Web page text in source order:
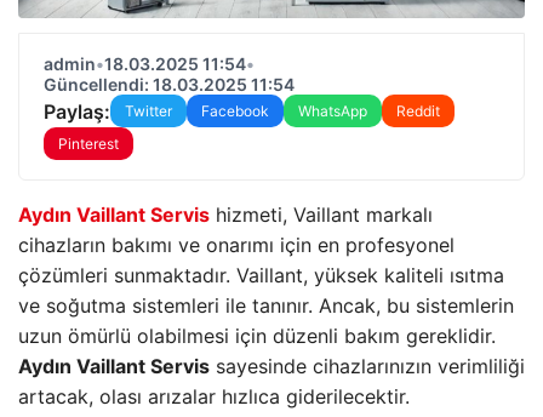
admin•18.03.2025 11:54•
Güncellendi: 18.03.2025 11:54
Paylaş: Twitter Facebook WhatsApp
Reddit
Pinterest
Aydın Vaillant Servis hizmeti, Vaillant markalı
cihazların bakımı ve onarımı için en profesyonel
çözümleri sunmaktadır. Vaillant, yüksek kaliteli ısıtma
ve soğutma sistemleri ile tanınır. Ancak, bu sistemlerin
uzun ömürlü olabilmesi için düzenli bakım gereklidir.
Aydın Vaillant Servis sayesinde cihazlarınızın verimliliği
artacak, olası arızalar hızlıca giderilecektir.